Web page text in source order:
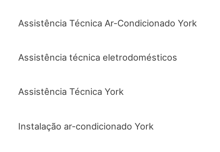
k
Assistência Técnica Ar-Condicionado York
Assistência técnica eletrodomésticos
Assistência Técnica York
Instalação ar-condicionado York